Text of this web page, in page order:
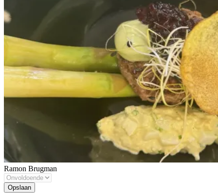
Ramon Brugman